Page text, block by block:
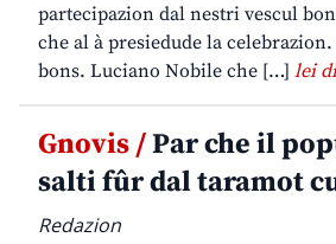
partecipazion dal nestri vescul
che al à presiedude la
bons. Luciano Nobile che […] lei
Gnovis /Par che il
salti fûr dal taramot
Redazion